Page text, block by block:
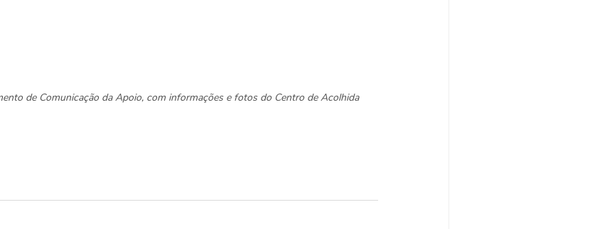
de Comunicação da Apoio, com informações e fotos do Centro de Acolhida